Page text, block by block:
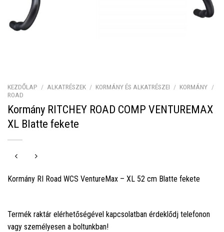
KEZDŐLAP / ALKATRÉSZEK / KORMÁNY ÉS ALKATRÉSZEI / KORMÁNY /
ROAD
Kormány RITCHEY ROAD COMP VENTUREMAX
XL Blatte fekete
Kormány RI Road WCS VentureMax – XL 52 cm Blatte fekete
Termék raktár elérhetőségével kapcsolatban érdeklődj telefonon
vagy személyesen a boltunkban!